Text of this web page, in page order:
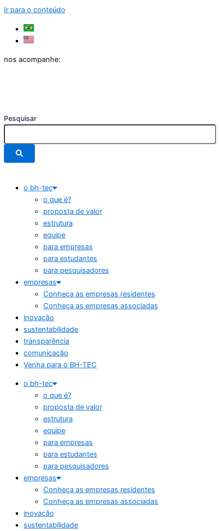
Ir para o conteúdo
nos acompanhe:
Pesquisar
o bh-tec
o que é?
proposta de valor
estrutura
equipe
para empresas
para estudantes
para pesquisadores
empresas
Conheça as empresas residentes
Conheça as empresas associadas
inovação
sustentabilidade
transparência
comunicação
Venha para o BH-TEC
o bh-tec
o que é?
proposta de valor
estrutura
equipe
para empresas
para estudantes
para pesquisadores
empresas
Conheça as empresas residentes
Conheça as empresas associadas
inovação
sustentabilidade